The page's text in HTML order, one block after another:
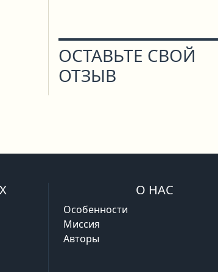
ОСТАВЬТЕ СВОЙ
ОТЗЫВ
О НАС
Особенности
Миссия
Авторы